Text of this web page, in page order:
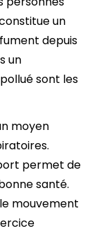
un
depuis
un
sont les
moyen
permet de
santé.
mouvement